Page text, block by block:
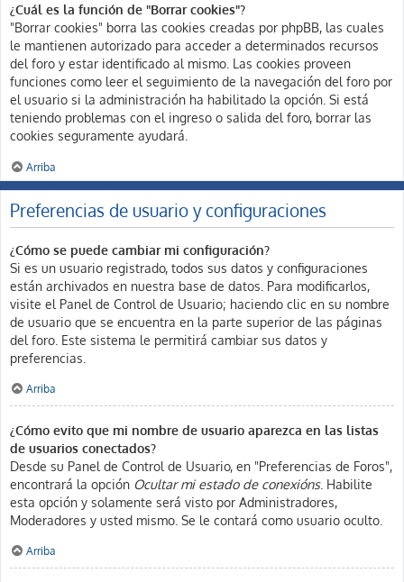
¿Cuál es la función de "Borrar cookies"?
"Borrar cookies" borra las cookies creadas por phpBB, las cuales
le mantienen autorizado para acceder a determinados recursos
del foro y estar identificado al mismo. Las cookies proveen
funciones como leer el seguimiento de la navegación del foro por
el usuario si la administración ha habilitado la opción. Si está
teniendo problemas con el ingreso o salida del foro, borrar las
cookies seguramente ayudará.
Arriba
Preferencias de usuario y configuraciones
¿Cómo se puede cambiar mi configuración?
Si es un usuario registrado, todos sus datos y configuraciones
están archivados en nuestra base de datos. Para modificarlos,
visite el Panel de Control de Usuario; haciendo clic en su nombre
de usuario que se encuentra en la parte superior de las páginas
del foro. Este sistema le permitirá cambiar sus datos y
preferencias.
Arriba
¿Cómo evito que mi nombre de usuario aparezca en las listas
de usuarios conectados?
Desde su Panel de Control de Usuario, en "Preferencias de Foros",
encontrará la opción Ocultar mi estado de conexións. Habilite
esta opción y solamente será visto por Administradores,
Moderadores y usted mismo. Se le contará como usuario oculto.
Arriba